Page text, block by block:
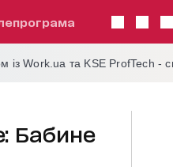
із Work.ua та KSE ProfTech -
Бабине